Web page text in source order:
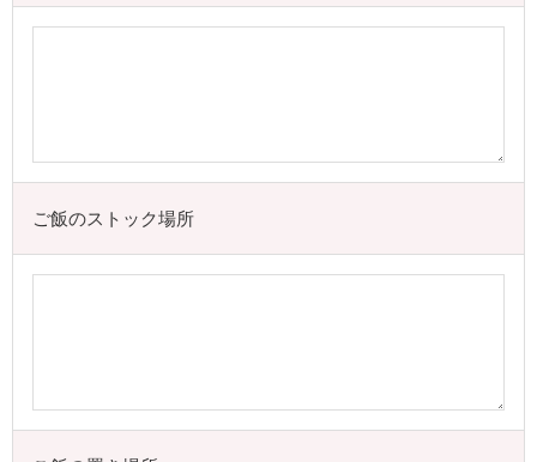
ご飯のストック場所